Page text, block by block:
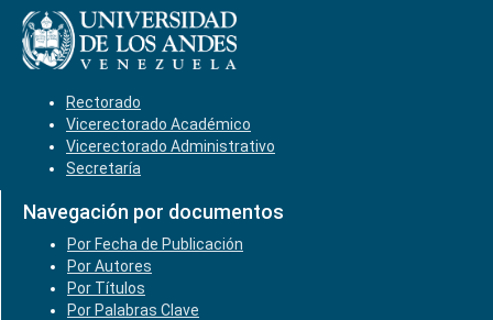
Rectorado
Vicerectorado Académico
Vicerectorado Administrativo
Secretaría
Navegación por documentos
Por Fecha de Publicación
Por Autores
Por Títulos
Por Palabras Clave